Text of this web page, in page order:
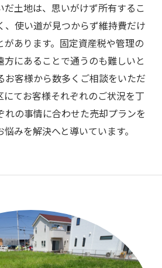
だ土地は、思いがけず所有するこ
、使い道が見つからず維持費だけ
あります。固定資産税や管理の
方にあることで通うのも難しいと
お客様から数多くご相談をいただ
にてお客様それぞれのご状況を丁
れの事情に合わせた売却プランを
みを解決へと導いています。